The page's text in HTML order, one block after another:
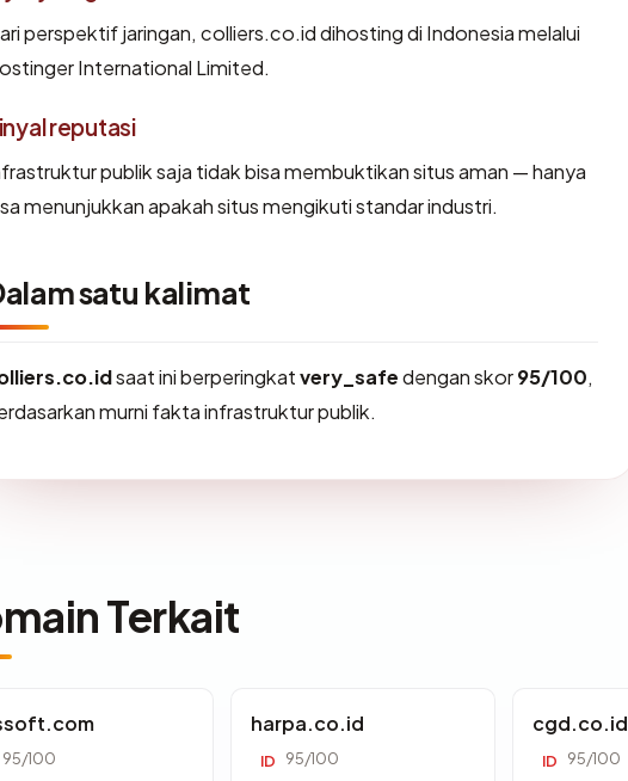
perspektif jaringan, colliers.co.id dihosting di Indonesia melalui
International Limited.
reputasi
publik saja tidak bisa membuktikan situs aman — hanya
menunjukkan apakah situs mengikuti standar industri.
satu kalimat
saat ini berperingkatvery_safedengan skor95/100,
murni fakta infrastruktur publik.
Terkait
95/100
harpa.co.id
ID 95/100
cgd.co.id
ID 95/100